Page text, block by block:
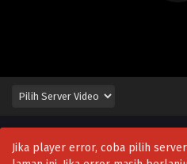
Jika player error, coba pilih